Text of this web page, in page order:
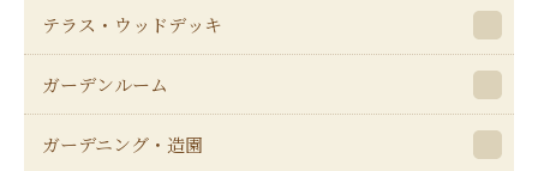
テラス・ウッドデッキ
ガーデンルーム
ガーデニング・造園